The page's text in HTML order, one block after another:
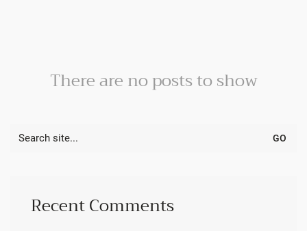
There are no posts to show
Recent Comments